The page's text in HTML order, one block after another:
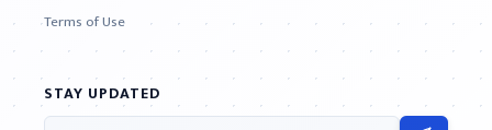
Terms of Use
STAY UPDATED